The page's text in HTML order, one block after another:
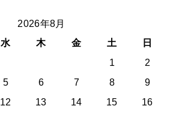
2026年8月
水 木 金 土
日
1
2
5 6 7 8
9
12 13 14 15
16